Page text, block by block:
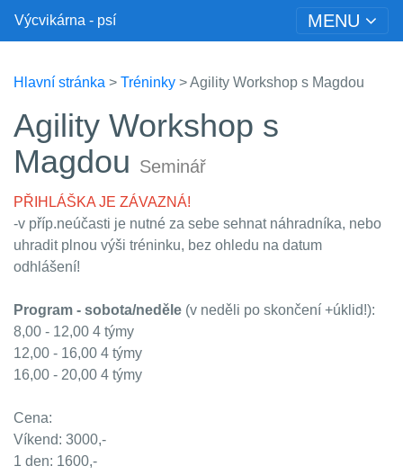
Výcvikárna - psí MENU
Hlavní stránka > Tréninky > Agility Workshop s Magdou
Agility Workshop s
Magdou Seminář
PŘIHLÁŠKA JE ZÁVAZNÁ!
-v příp.neúčasti je nutné za sebe sehnat náhradníka, nebo
uhradit plnou výši tréninku, bez ohledu na datum
odhlášení!
Program - sobota/neděle (v neděli po skončení +úklid!):
8,00 - 12,00 4 týmy
12,00 - 16,00 4 týmy
16,00 - 20,00 4 týmy
Cena:
Víkend: 3000,-
1 den: 1600,-